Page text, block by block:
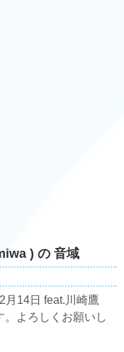
) の 音域
14日 feat.川崎鷹
よろしくお願いし